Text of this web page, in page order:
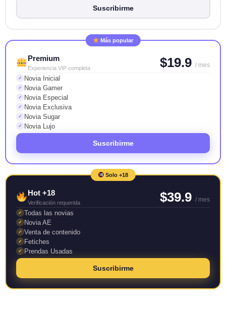
Suscribirme
Más popular
Premium
Experiencia VIP completa $19.9 / mes
✓ Novia Inicial
✓ Novia Gamer
✓ Novia Especial
✓ Novia Exclusiva
✓ Novia Sugar
✓ Novia Lujo
Suscribirme
Solo +18
Hot +18
Verificación requerida $39.9 / mes
✓ Todas las novias
✓ Novia AE
✓ Venta de contenido
✓ Fetiches
✓ Prendas Usadas
Suscribirme